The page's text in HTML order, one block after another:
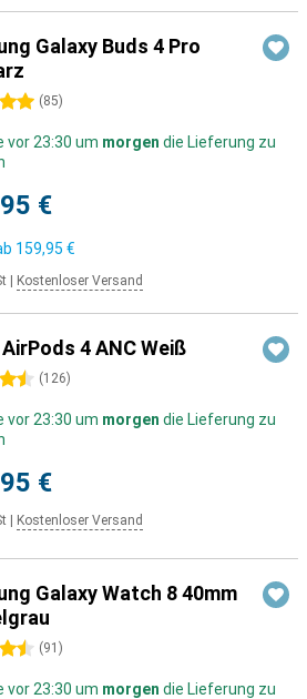
Galaxy Buds 4 Pro
(85)
vor 23:30 um morgen die Lieferung zu
€
159,95 €
Kostenloser Versand
4 ANC Weiß
(126)
vor 23:30 um morgen die Lieferung zu
€
Kostenloser Versand
Galaxy Watch 8 40mm
(91 )
vor 23:30 um morgen die Lieferung zu